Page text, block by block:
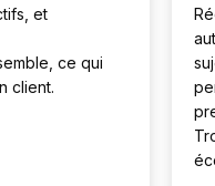
et
ce qui
client.